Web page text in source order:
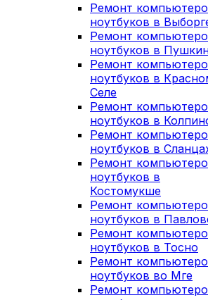
Ремонт
ноутбуков в
Ремонт
ноутбуков в
Ремонт
ноутбуков в
Селе
Ремонт
ноутбуков в
Ремонт
ноутбуков в
Ремонт
ноутбуков в
Костомукше
Ремонт
ноутбуков в
Ремонт
ноутбуков в Тосно
Ремонт
ноутбуков во Мге
Ремонт